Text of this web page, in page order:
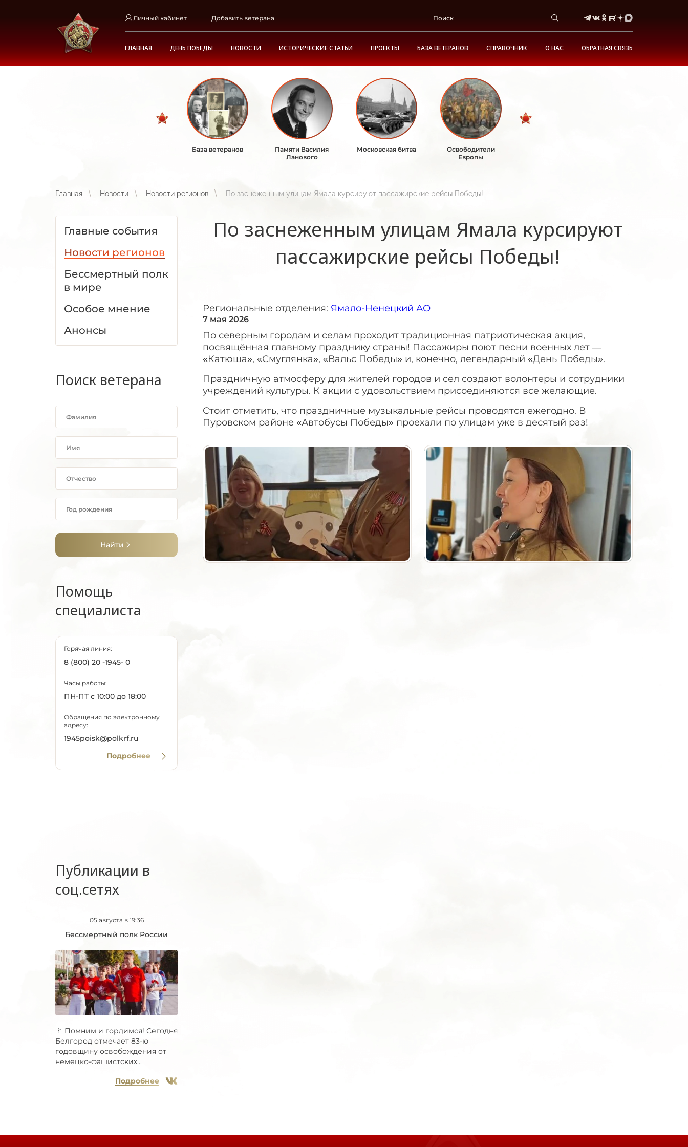
Личный кабинет Добавить ветерана Поиск
ГЛАВНАЯ ДЕНЬ ПОБЕДЫ НОВОСТИ ИСТОРИЧЕСКИЕ СТАТЬИ ПРОЕКТЫ БАЗА ВЕТЕРАНОВ СПРАВОЧНИК О НАС ОБРАТНАЯ СВЯЗЬ
База ветеранов
Памяти Василия
Ланового
Московская битва
Освободители
Европы
Главная Новости Новости регионов По заснеженным улицам Ямала курсируют пассажирские рейсы Победы!
Главные события
Новости регионов
Бессмертный полк
в мире
Особое мнение
Анонсы
Поиск ветерана
Найти
Помощь
специалиста
Горячая линия:
8 (800) 20 -1945- 0
Часы работы:
ПН-ПТ с 10:00 до 18:00
Обращения по электронному
адресу:
1945poisk@polkrf.ru
Подробнее
Публикации в
соц.сетях
05 августа в 19:36
Бессмертный полк России
🚩 Помним и гордимся! Сегодня
Белгород отмечает 83-ю
годовщину освобождения от
немецко-фашистских...
Подробнее
По заснеженным улицам Ямала курсируют
пассажирские рейсы Победы!
Региональные отделения: Ямало-Ненецкий АО
7 мая 2026
По северным городам и селам проходит традиционная патриотическая акция,
посвящённая главному празднику страны! Пассажиры поют песни военных лет —
«Катюша», «Смуглянка», «Вальс Победы» и, конечно, легендарный «День Победы».
Праздничную атмосферу для жителей городов и сел создают волонтеры и сотрудники
учреждений культуры. К акции с удовольствием присоединяются все желающие.
Стоит отметить, что праздничные музыкальные рейсы проводятся ежегодно. В
Пуровском районе «Автобусы Победы» проехали по улицам уже в десятый раз!